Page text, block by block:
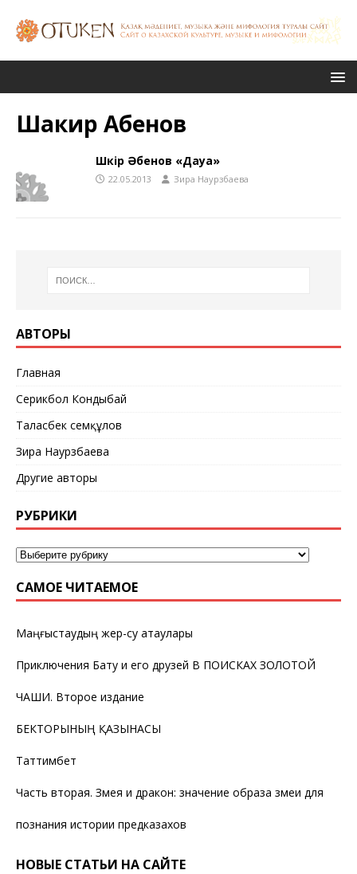
Шакир Абенов
Шәкір Әбенов «Дауа»
22.05.2013 Зира Наурзбаева
АВТОРЫ
Главная
Серикбол Кондыбай
Таласбек Әсемқұлов
Зира Наурзбаева
Другие авторы
РУБРИКИ
САМОЕ ЧИТАЕМОЕ
Маңғыстаудың жер-су атаулары
Приключения Бату и его друзей В ПОИСКАХ ЗОЛОТОЙ
ЧАШИ. Второе издание
БЕКТОРЫНЫҢ ҚАЗЫНАСЫ
Таттимбет
Часть вторая. Змея и дракон: значение образа змеи для
познания истории предказахов
НОВЫЕ СТАТЬИ НА САЙТЕ